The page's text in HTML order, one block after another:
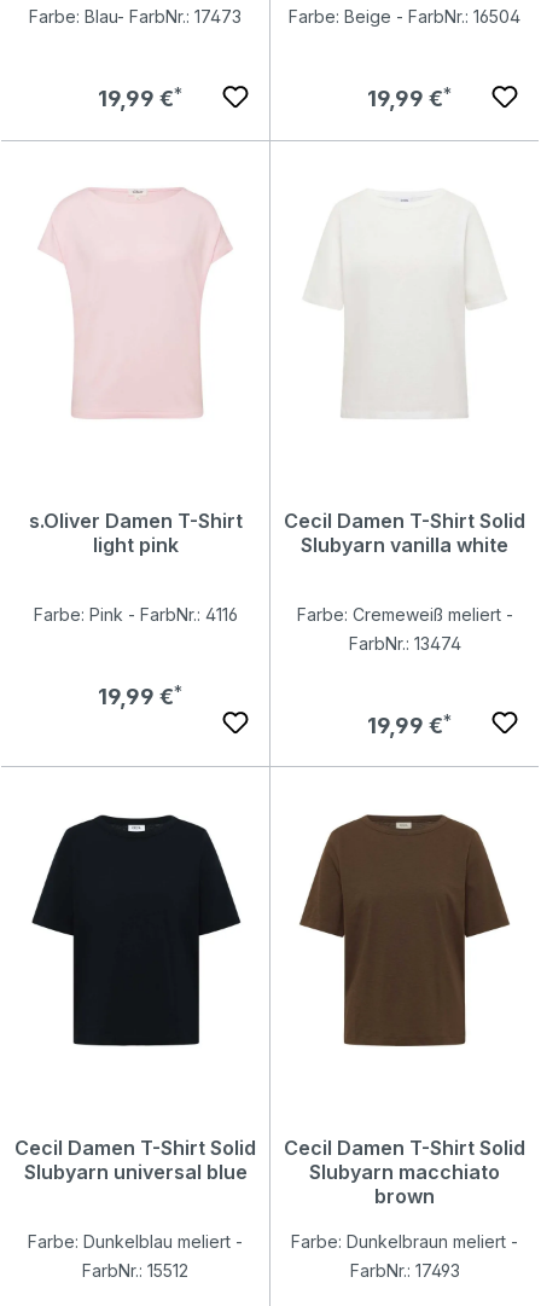
Farbe: Blau- FarbNr.: 17473
Regulärer Preis:
19,99 €
Farbe: Beige - FarbNr.: 16504
Regulärer Preis:
19,99 €
s.Oliver Damen T-Shirt
light pink
Farbe: Pink - FarbNr.: 4116
Regulärer Preis:
19,99 €
Cecil Damen T-Shirt Solid
Slubyarn vanilla white
Farbe: Cremeweiß meliert -
FarbNr.: 13474
Regulärer Preis:
19,99 €
Cecil Damen T-Shirt Solid
Slubyarn universal blue
Farbe: Dunkelblau meliert -
FarbNr.: 15512
Cecil Damen T-Shirt Solid
Slubyarn macchiato
brown
Farbe: Dunkelbraun meliert -
FarbNr.: 17493